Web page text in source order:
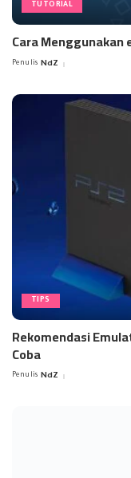
TUTORIAL
Cara Menggunakan
Posted
Penulis NdZ
TIPS
Rekomendasi
Coba
Posted
Penulis NdZ